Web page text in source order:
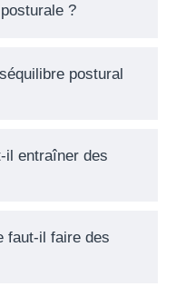
?
postural
il entraîner des
faut-il faire des